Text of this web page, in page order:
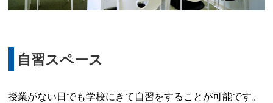
自習スペース
授業がない日でも学校にきて自習をすることが可能です。